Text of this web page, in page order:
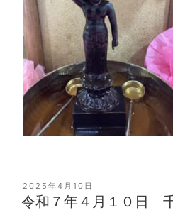
投
稿
日:
2025年4月10日
令和７年４月１０日